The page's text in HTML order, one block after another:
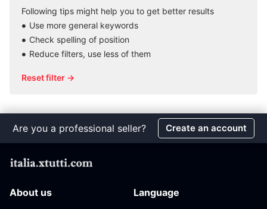
Following tips might help you to get better results
Use more general keywords
Check spelling of position
Reduce filters, use less of them
Reset filter →
Are you a professional seller? Create an account
About us Language